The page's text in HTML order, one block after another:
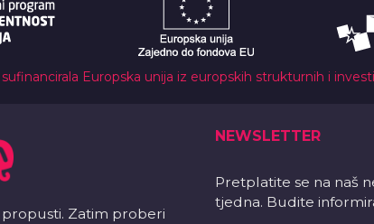
Europska unija iz europskih strukturnih i
propusti. Zatim proberi
NEWSLETTER
Pretplatite se na naš
tjedna. Budite